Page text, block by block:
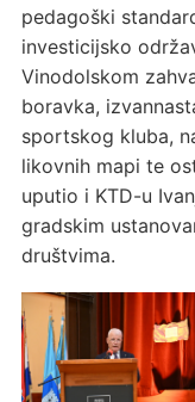
pedagoški
investicijsko
Vinodolskom
boravka,
sportskog kluba,
likovnih mapi te
uputio i KTD-u
gradskim
društvima.